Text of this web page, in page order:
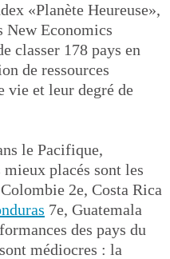
«Planète Heureuse»,
New Economics
classer 178 pays en
de ressources
vie et leur degré de
le Pacifique,
placés sont les
2e, Costa Rica
7e, Guatemala
des pays du
médiocres : la